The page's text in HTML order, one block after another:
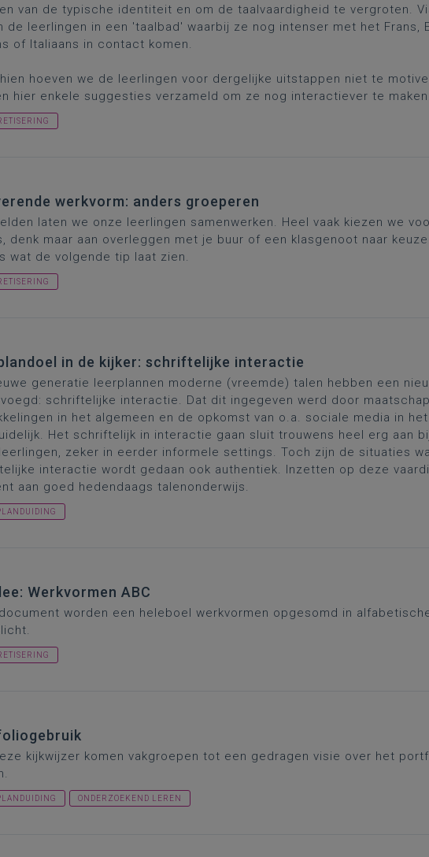
van de typische identiteit en om de taalvaardigheid te vergroten.
de leerlingen in een 'taalbad' waarbij ze nog intenser met het Frans,
of Italiaans in contact komen.
hoeven we de leerlingen voor dergelijke uitstappen niet te
hier enkele suggesties verzameld om ze nog interactiever te maken.
werkvorm: anders groeperen
laten we onze leerlingen samenwerken. Heel vaak kiezen we
denk maar aan overleggen met je buur of een klasgenoot naar
wat de volgende tip laat zien.
in de kijker: schriftelijke interactie
generatie leerplannen moderne (vreemde) talen hebben een
schriftelijke interactie. Dat dit ingegeven werd door
in het algemeen en de opkomst van o.a. sociale media in
Het schriftelijk in interactie gaan sluit trouwens heel erg aan
zeker in eerder informele settings. Toch zijn de situaties
interactie wordt gedaan ook authentiek. Inzetten op deze
aan goed hedendaags talenonderwijs.
Werkvormen ABC
worden een heleboel werkvormen opgesomd in
kijkwijzer komen vakgroepen tot een gedragen visie over het
ONDERZOEKEND LEREN